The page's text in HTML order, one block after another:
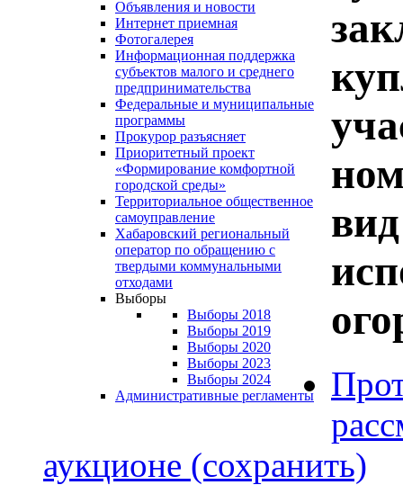
Объявления и новости
Интернет приемная
Фотогалерея
Информационная поддержка
субъектов малого и среднего
предпринимательства
Федеральные и муниципальные
программы
Прокурор разъясняет
Приоритетный проект
«Формирование комфортной
городской среды»
Территориальное общественное
самоуправление
Хабаровский региональный
оператор по обращению с
твердыми коммунальными
отходами
Выборы
Выборы 2018
Выборы 2019
Выборы 2020
Выборы 2023
Выборы 2024
Административные регламенты
аукционе (сохранить)